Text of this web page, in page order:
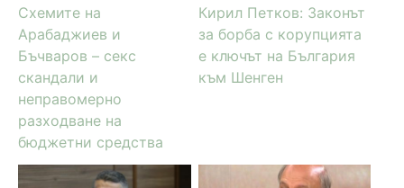
Схемите на
Арабаджиев и
Бъчваров – секс
скандали и
неправомерно
разходване на
бюджетни средства
Кирил Петков: Законът
за борба с корупцията
е ключът на България
към Шенген